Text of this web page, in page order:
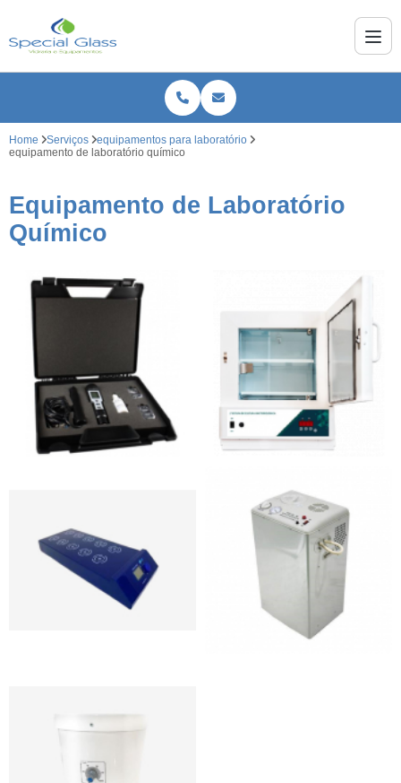
Home Serviços
equipamentos para laboratório
equipamento de laboratório químico
Equipamento de Laboratório
Químico